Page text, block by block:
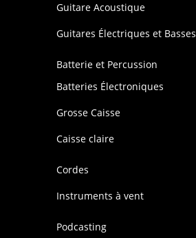
Guitare Acoustique
Guitares Électriques et Basses
Batterie et Percussion
Batteries Électroniques
Grosse Caisse
Caisse claire
Cordes
Instruments à vent
Podcasting